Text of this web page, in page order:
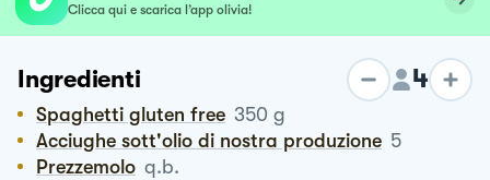
Clicca qui e scarica l’app olivia!
Ingredienti 4
Spaghetti gluten free 350 g
Acciughe sott'olio di nostra produzione 5
Prezzemolo q.b.